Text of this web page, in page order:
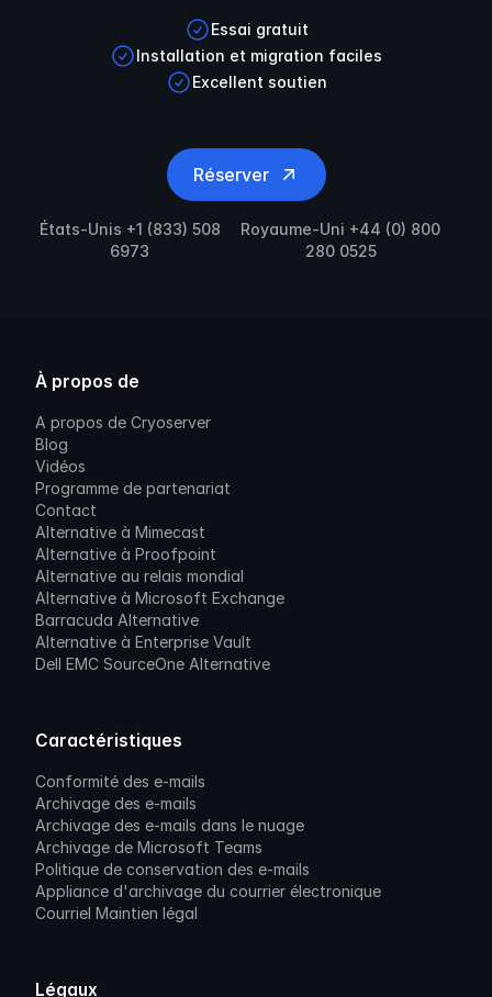
Essai gratuit
Installation et migration faciles
Excellent soutien
Réserver
États-Unis +1 (833) 508
6973
Royaume-Uni +44 (0) 800
280 0525
À propos de
A propos de Cryoserver
Blog
Vidéos
Programme de partenariat
Contact
Alternative à Mimecast
Alternative à Proofpoint
Alternative au relais mondial
Alternative à Microsoft Exchange
Barracuda Alternative
Alternative à Enterprise Vault
Dell EMC SourceOne Alternative
Caractéristiques
Conformité des e-mails
Archivage des e-mails
Archivage des e-mails dans le nuage
Archivage de Microsoft Teams
Politique de conservation des e-mails
Appliance d'archivage du courrier électronique
Courriel Maintien légal
Légaux